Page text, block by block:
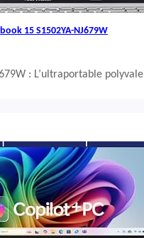
15 S1502YA-NJ679W
: L’ultraportable